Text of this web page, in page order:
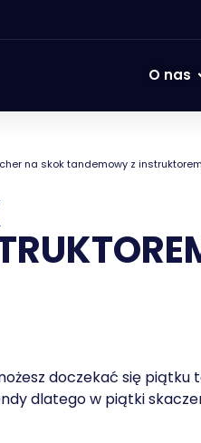
O nas
na skok tandemowy z instruktorem
doczekać się piątku
dlatego w piątki